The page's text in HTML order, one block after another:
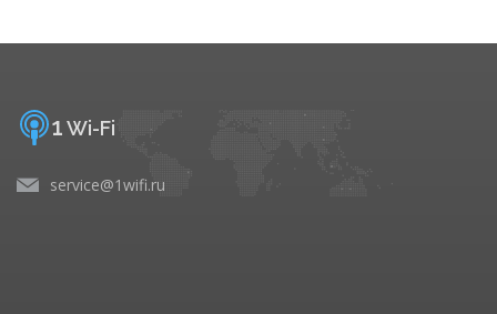
1Wi-Fi
service@1wifi.ru